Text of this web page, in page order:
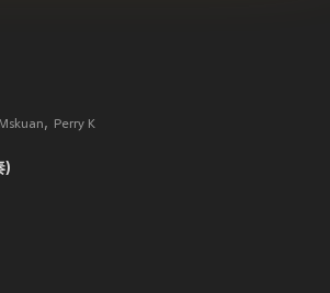
Mskuan Perry K
)